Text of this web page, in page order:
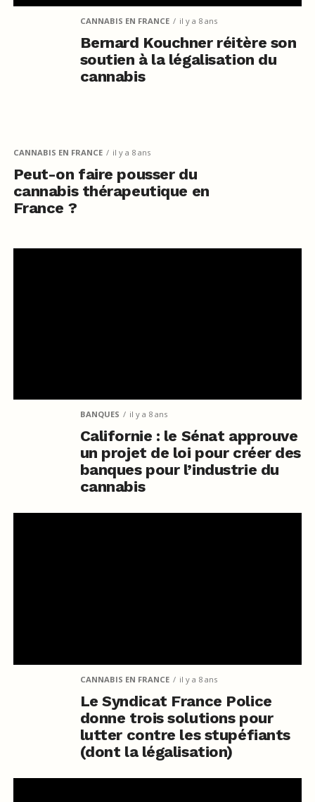
CANNABIS EN FRANCE il y a 8 ans
Bernard Kouchner réitère son
soutien à la légalisation du
cannabis
CANNABIS EN FRANCE il y a 8 ans
Peut-on faire pousser du
cannabis thérapeutique en
France ?
BANQUES il y a 8 ans
Californie : le Sénat approuve
un projet de loi pour créer des
banques pour l’industrie du
cannabis
CANNABIS EN FRANCE il y a 8 ans
Le Syndicat France Police
donne trois solutions pour
lutter contre les stupéfiants
(dont la légalisation)